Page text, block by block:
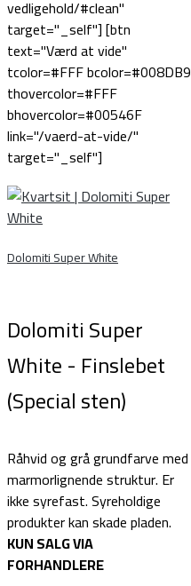
vedligehold/#clean"
target="_self"] [btn
text="Værd at vide"
tcolor=#FFF bcolor=#008DB9
thovercolor=#FFF
bhovercolor=#00546F
link="/vaerd-at-vide/"
target="_self"]
Dolomiti Super White
Dolomiti Super
White - Finslebet
(Special sten)
Råhvid og grå grundfarve med
marmorlignende struktur. Er
ikke syrefast. Syreholdige
produkter kan skade pladen.
KUN SALG VIA
FORHANDLERE